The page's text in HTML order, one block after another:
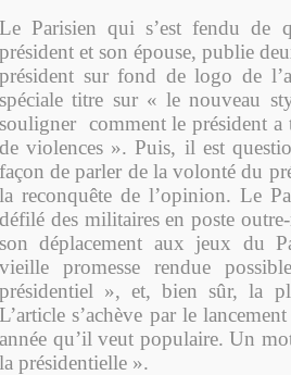
Le Parisien qui s’est fendu de
président et son épouse, publie
président sur fond de logo de
spéciale titre sur « le nouveau
souligner comment le président
de violences ». Puis, il est
façon de parler de la volonté du
la reconquête de l’opinion. Le
défilé des militaires en poste
son déplacement aux jeux du
vieille promesse rendue
présidentiel », et, bien sûr, la
L’article s’achève par le
année qu’il veut populaire. Un
la présidentielle ».